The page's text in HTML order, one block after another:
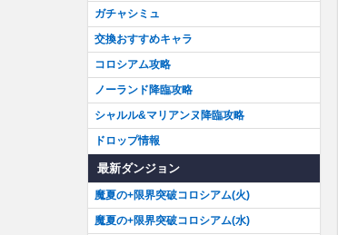
ガチャシミュ
交換おすすめキャラ
コロシアム攻略
ノーランド降臨攻略
シャルル&マリアンヌ降臨攻略
ドロップ情報
最新ダンジョン
魔夏の+限界突破コロシアム(火)
魔夏の+限界突破コロシアム(水)